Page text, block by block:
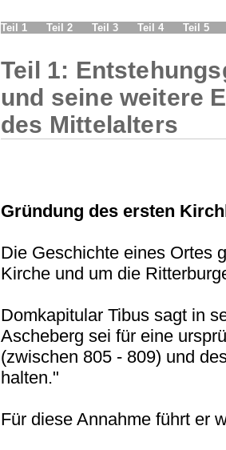
Teil 1 Teil 2 Teil 3 Teil 4 Teil 5
Teil 1:
und seine weitere
des Mittelalters
Gründung des ersten
Die Geschichte eines Ortes
Kirche und um die
Domkapitular Tibus sagt in
Ascheberg sei für eine
(zwischen 805 - 809) und
halten."
Für diese Annahme führt er